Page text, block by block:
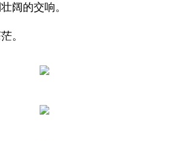
阔的交响。
。